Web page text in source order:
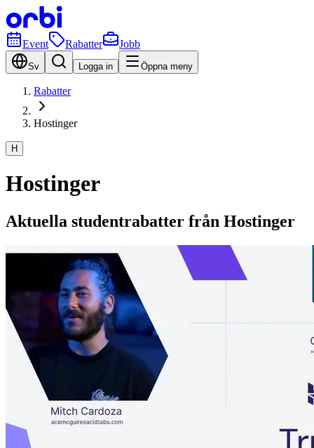
Event Rabatter Jobb
Sv Logga in Öppna meny
Rabatter
Hostinger
H
Hostinger
Aktuella studentrabatter från Hostinger